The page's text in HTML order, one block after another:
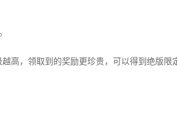
，领取到的奖励更珍贵，可以得到绝版限